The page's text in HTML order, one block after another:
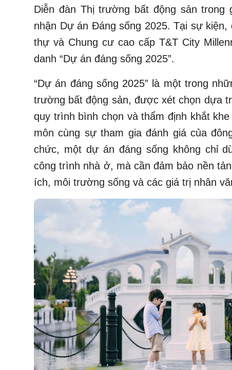
Diễn đàn Thị trường bất động sản trong
nhận Dự án Đáng sống 2025. Tại sự
thự và Chung cư cao cấp T&T City
danh “Dự án đáng sống 2025”.
“Dự án đáng sống 2025” là một trong
trường bất động sản, được xét chọn dựa
quy trình bình chọn và thẩm định khắt
môn cùng sự tham gia đánh giá của
chức, một dự án đáng sống không chỉ
công trình nhà ở, mà cần đảm bảo nền
ích, môi trường sống và các giá trị nhân